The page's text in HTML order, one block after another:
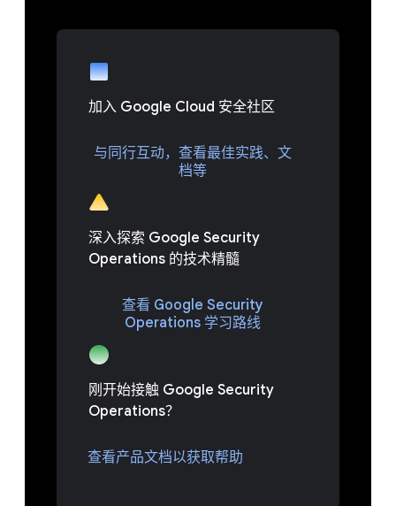
加入 Google Cloud 安全社区
与同行互动，查看最佳实践、文
档等
深入探索 Google Security
Operations 的技术精髓
查看 Google Security
Operations 学习路线
刚开始接触 Google Security
Operations？
查看产品文档以获取帮助